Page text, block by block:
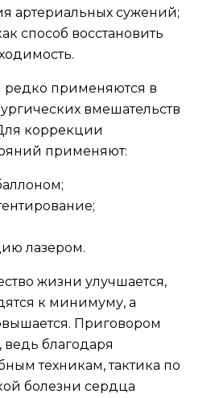
артериальных сужений;
способ восстановить
редко применяются в
вмешательств
коррекции
применяют:
лазером.
жизни улучшается,
к минимуму, а
Приговором
благодаря
техникам, тактика по
болезни сердца